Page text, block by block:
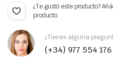
¿Te gustó este producto?
producto.
¿Tienes alguna
(+34) 977 554 176